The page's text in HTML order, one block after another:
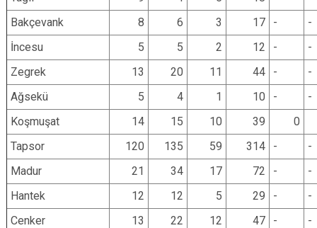
Bakçevank
8 6 3 17 -
-
İncesu
5 5 2 12 -
-
Zegrek
13 20 11 44 -
-
Ağsekü
5 4 1 10 -
-
Koşmuşat
14 15 10 39
0
Tapsor
120 135 59 314 -
-
Madur
21 34 17 72 -
-
Hantek
12 12 5 29 -
-
Cenker
13 22 12 47 -
-